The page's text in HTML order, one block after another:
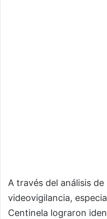
A través del análisis
videovigilancia,
Centinela lograron